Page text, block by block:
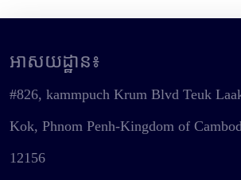
អាសយដ្ឋាន៖
#826, kammpuch Krum Blvd Teuk
Kok, Phnom Penh-Kingdom of
12156